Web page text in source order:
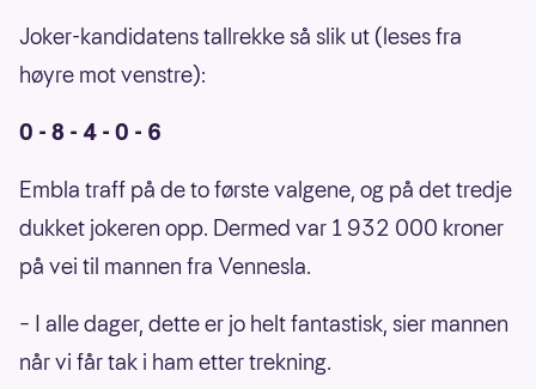
Joker-kandidatens tallrekke så slik ut (leses fra
høyre mot venstre):
0 - 8 - 4 - 0 - 6
Embla traff på de to første valgene, og på det tredje
dukket jokeren opp. Dermed var 1 932 000 kroner
på vei til mannen fra Vennesla.
– I alle dager, dette er jo helt fantastisk, sier mannen
når vi får tak i ham etter trekning.